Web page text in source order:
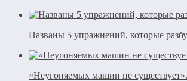
Названы 5 упражнений, которые
«Неугоняемых машин не